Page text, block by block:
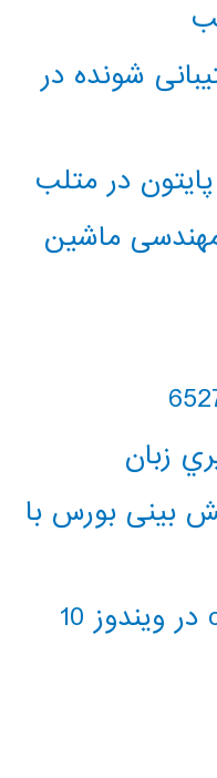
شونده در
در متلب
ماشین
زبان
بینی بورس با